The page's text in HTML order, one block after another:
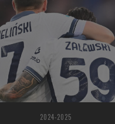
2024-2025